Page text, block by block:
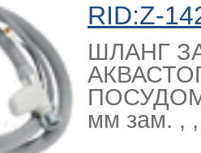
RID:Z-
ШЛАНГ
мм зам. ,